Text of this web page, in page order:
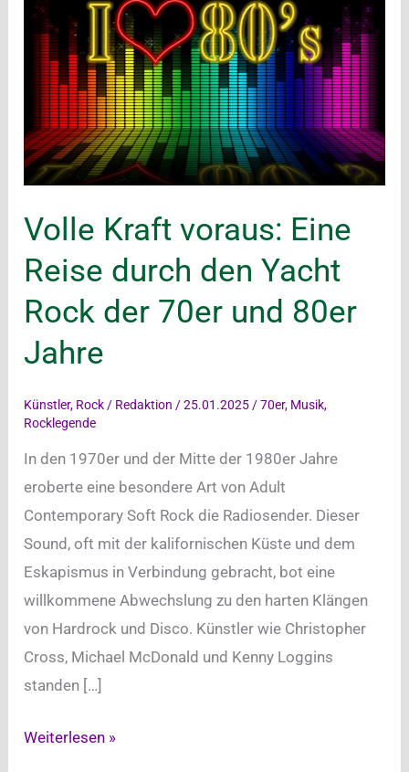
Volle Kraft voraus: Eine
Reise durch den Yacht
Rock der 70er und 80er
Jahre
Künstler, Rock/ Redaktion/25.01.2025/70er, Musik,
Rocklegende
In den 1970er und der Mitte der 1980er Jahre
eroberte eine besondere Art von Adult
Contemporary Soft Rock die Radiosender. Dieser
Sound, oft mit der kalifornischen Küste und dem
Eskapismus in Verbindung gebracht, bot eine
willkommene Abwechslung zu den harten Klängen
von Hardrock und Disco. Künstler wie Christopher
Cross, Michael McDonald und Kenny Loggins
standen […]
Volle
Weiterlesen »